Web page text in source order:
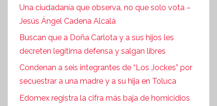
Una ciudadanía que observa, no que solo vota –
Jesús Ángel Cadena Alcalá
Buscan que a Doña Carlota y a sus hijos les
decreten legítima defensa y salgan libres
Condenan a seis integrantes de “Los Jockes” por
secuestrar a una madre y a su hija en Toluca
Edomex registra la cifra más baja de homicidios